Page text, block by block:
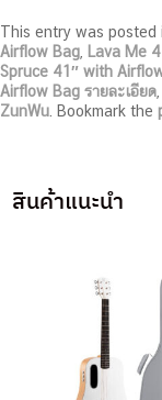
This entry was posted
Airflow Bag, Lava Me
Spruce 41″ with
Airflow Bag รายละเอียด,
ZunWu. Bookmark the
สินค้าแนะนำ